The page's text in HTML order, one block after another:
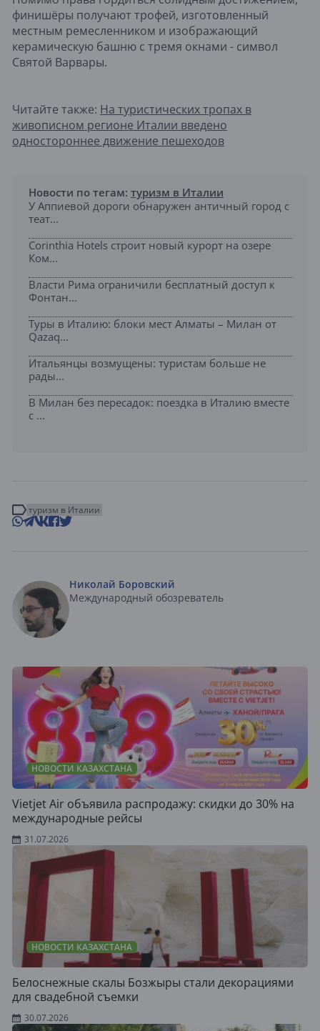
финишёры получают трофей, изготовленный
местным ремесленником и изображающий
керамическую башню с тремя окнами - символ
Святой Варвары.
Читайте также: На туристических тропах в
живописном регионе Италии введено
одностороннее движение пешеходов
Новости по тегам: туризм в Италии
У Аппиевой дороги обнаружен античный город с
теат...
Corinthia Hotels строит новый курорт на озере
Ком...
Власти Рима ограничили бесплатный доступ к
Фонтан...
Туры в Италию: блоки мест Алматы – Милан от
Qazaq...
Итальянцы возмущены: туристам больше не
рады...
В Милан без пересадок: поездка в Италию вместе
с ...
туризм в Италии
Николай Боровский
Международный обозреватель
НОВОСТИ КАЗАХСТАНА
Vietjet Air объявила распродажу: скидки до 30% на
международные рейсы
31.07.2026
НОВОСТИ КАЗАХСТАНА
Белоснежные скалы Бозжыры стали декорациями
для свадебной съемки
30.07.2026